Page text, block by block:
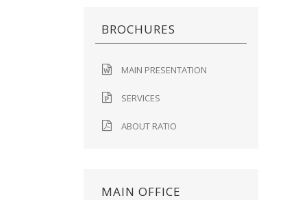
BROCHURES
MAIN PRESENTATION
SERVICES
ABOUT RATIO
MAIN OFFICE